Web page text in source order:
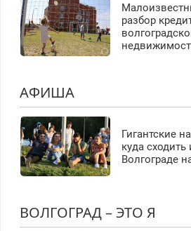
разбор
АФИША
Гигантские
куда
Волгограде
ВОЛГОГРАД – ЭТО Я